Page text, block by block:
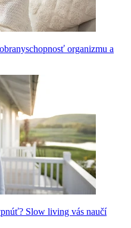
organizmu a
Slow living vás naučí